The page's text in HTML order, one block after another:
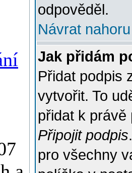
odpověděl.
Návrat nahoru
Jak přidám
Přidat podpis
vytvořit. To
přidat k
Připojit podpis
pro všechny